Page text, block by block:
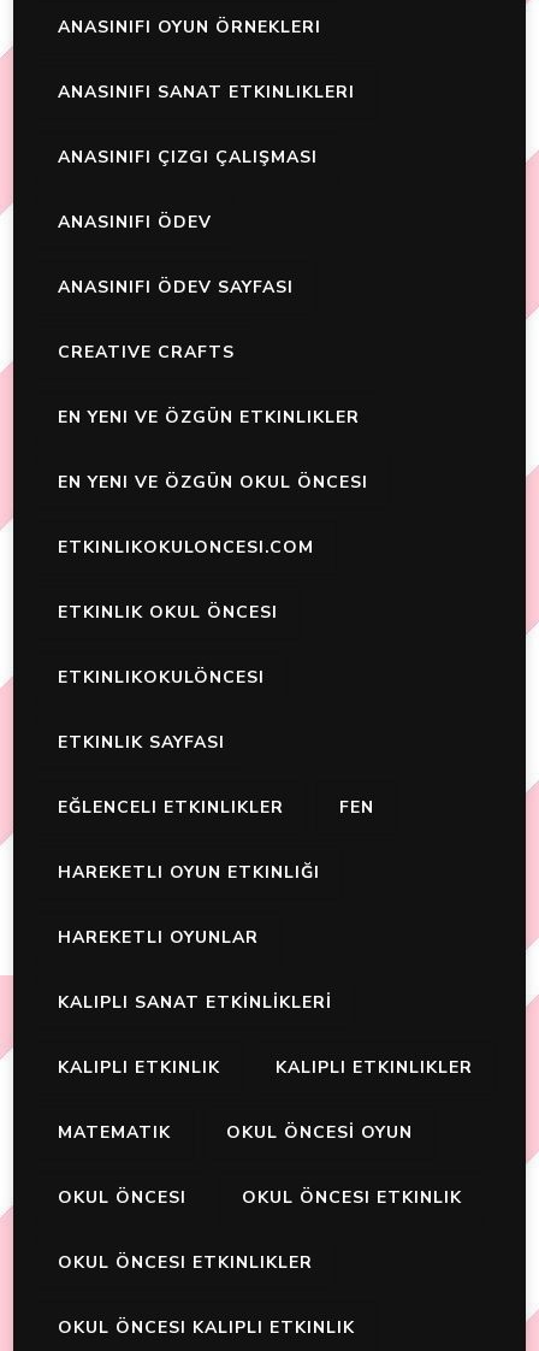
ANASINIFI OYUN ÖRNEKLERI
ANASINIFI SANAT ETKINLIKLERI
ANASINIFI ÇIZGI ÇALIŞMASI
ANASINIFI ÖDEV
ANASINIFI ÖDEV SAYFASI
CREATIVE CRAFTS
EN YENI VE ÖZGÜN ETKINLIKLER
EN YENI VE ÖZGÜN OKUL ÖNCESI
ETKINLIKOKULONCESI.COM
ETKINLIK OKUL ÖNCESI
ETKINLIKOKULÖNCESI
ETKINLIK SAYFASI
EĞLENCELI ETKINLIKLER FEN
HAREKETLI OYUN ETKINLIĞI
HAREKETLI OYUNLAR
KALIPLI SANAT ETKİNLİKLERİ
KALIPLI ETKINLIK KALIPLI ETKINLIKLER
MATEMATIK OKUL ÖNCESİ OYUN
OKUL ÖNCESI OKUL ÖNCESI ETKINLIK
OKUL ÖNCESI ETKINLIKLER
OKUL ÖNCESI KALIPLI ETKINLIK